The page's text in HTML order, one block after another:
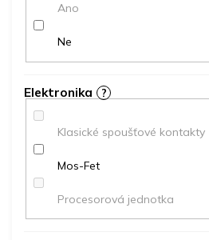
Ano
Ne
Elektronika ?
Klasické spoušťové kontakty
Mos-Fet
Procesorová jednotka